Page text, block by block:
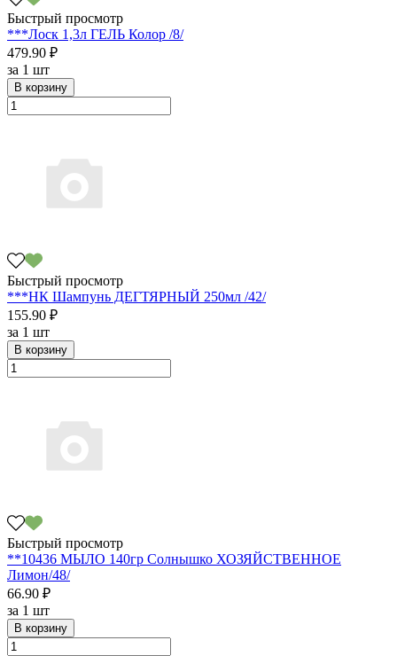
Быстрый просмотр
***Лоск 1,3л ГЕЛЬ Колор /8/
479.90 ₽
за 1 шт
В корзину
Быстрый просмотр
***НК Шампунь ДЕГТЯРНЫЙ 250мл /42/
155.90 ₽
за 1 шт
В корзину
Быстрый просмотр
**10436 МЫЛО 140гр Солнышко ХОЗЯЙСТВЕННОЕ
Лимон/48/
66.90 ₽
за 1 шт
В корзину